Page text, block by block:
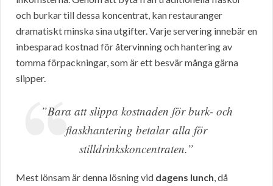
och burkar till dessa koncentrat, kan restauranger
dramatiskt minska sina utgifter. Varje servering innebär en
inbesparad kostnad för återvinning och hantering av
tomma förpackningar, som är ett besvär många gärna
slipper.
”Bara att slippa kostnaden för burk- och
flaskhantering betalar alla för
stilldrinkskoncentraten.”
Mest lönsam är denna lösning vid dagens lunch, då